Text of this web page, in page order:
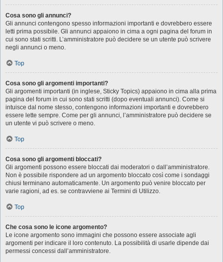
Cosa sono gli annunci?
Gli annunci contengono spesso informazioni importanti e dovrebbero essere
letti prima possibile. Gli annunci appaiono in cima a ogni pagina del forum in
cui sono stati scritti. L’amministratore può decidere se un utente può scrivere
negli annunci o meno.
Top
Cosa sono gli argomenti importanti?
Gli argomenti importanti (in inglese, Sticky Topics) appaiono in cima alla prima
pagina del forum in cui sono stati scritti (dopo eventuali annunci). Come si
intuisce dal nome stesso, contengono informazioni importanti e dovrebbero
essere lette sempre. Come per gli annunci, l’amministratore può decidere se
un utente vi può scrivere o meno.
Top
Cosa sono gli argomenti bloccati?
Gli argomenti possono essere bloccati dai moderatori o dall’amministratore.
Non è possibile rispondere ad un argomento bloccato così come i sondaggi
chiusi terminano automaticamente. Un argomento può venire bloccato per
varie ragioni, ad es. se contravviene ai Termini di Utilizzo.
Top
Che cosa sono le icone argomento?
Le icone argomento sono immagini che possono essere associate agli
argomenti per indicare il loro contenuto. La possibilità di usarle dipende dai
permessi concessi dall’amministratore.